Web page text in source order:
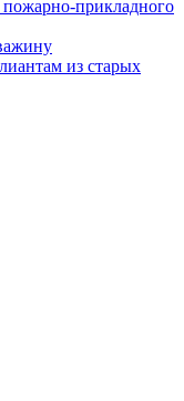
прикладного
из старых